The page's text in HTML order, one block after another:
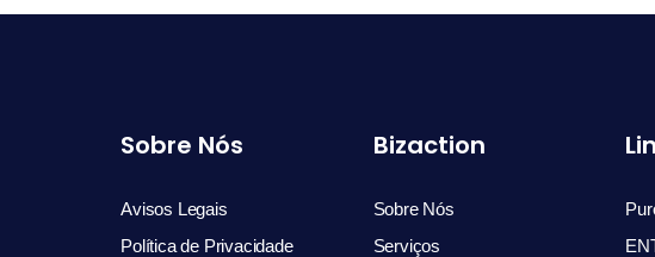
Sobre Nós
Avisos Legais
Política de Privacidade
Bizaction
Sobre Nós
Serviços